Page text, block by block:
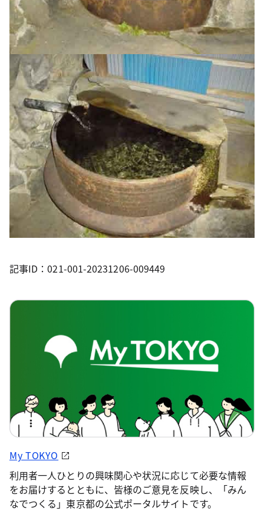
記事ID：021-001-20231206-009449
My TOKYO
利用者一人ひとりの興味関心や状況に応じて必要な情報
をお届けするとともに、皆様のご意見を反映し、「みん
なでつくる」東京都の公式ポータルサイトです。